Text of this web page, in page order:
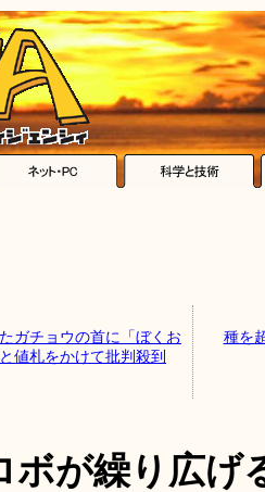
ガチョウの首に「ぼくお
値札をかけて批判殺到
種を
ボが繰り広げ